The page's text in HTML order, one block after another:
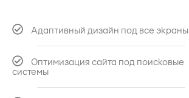
Адаптивный дизайн под все экраны
Оптимизация сайта под поисковые
системы